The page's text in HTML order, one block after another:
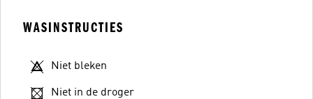
WASINSTRUCTIES
Niet bleken
Niet in de droger